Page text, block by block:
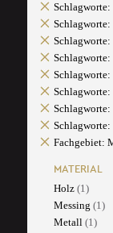
Schlagworte:
Schlagworte:
Schlagworte:
Schlagworte:
Schlagworte:
Schlagworte:
Schlagworte:
Schlagworte:
Fachgebiet:
MATERIAL
Holz (1)
Messing (1)
Metall (1)